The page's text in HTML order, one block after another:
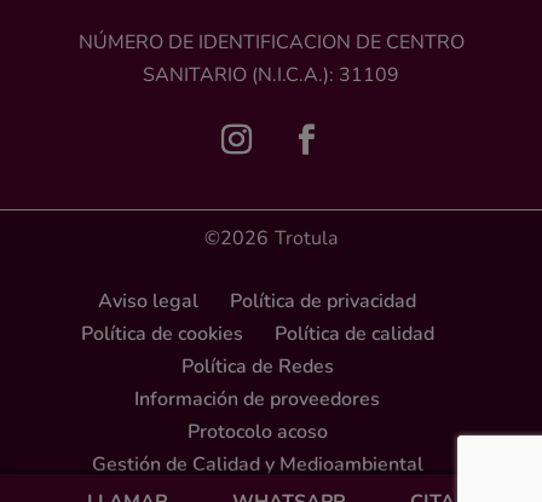
NÚMERO DE IDENTIFICACION DE CENTRO
SANITARIO (N.I.C.A.): 31109
©2026 Trotula
Aviso legal
Política de privacidad
Política de cookies
Política de calidad
Política de Redes
Información de proveedores
Protocolo acoso
Gestión de Calidad y Medioambiental